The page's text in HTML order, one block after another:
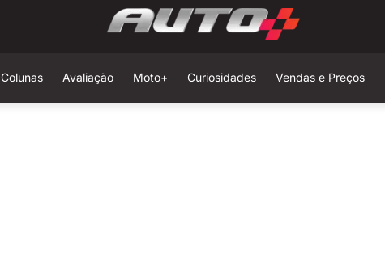
Colunas Avaliação Moto+ Curiosidades Vendas e Preços